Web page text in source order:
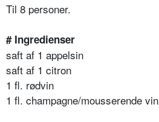
Til 8 personer.
# Ingredienser
saft af 1 appelsin
saft af 1 citron
1 fl. rødvin
1 fl. champagne/mousserende vin